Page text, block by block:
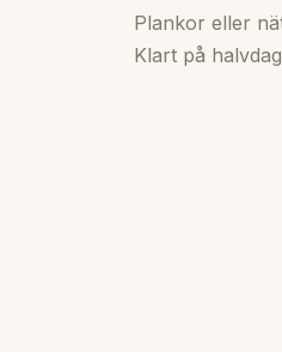
Plankor eller
Klart på